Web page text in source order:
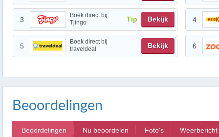
3
Boek direct bij
Tjingo
Tip Bekijk 4
5
Boek direct bij
traveldeal
Bekijk 6
Beoordelingen
Beoordelingen Nu beoordelen Foto's Weerbericht